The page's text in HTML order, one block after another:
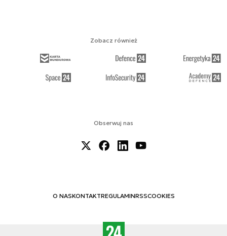
Obserwuj nas
O NASKONTAKTREGULAMINRSSCOOKIES
Zobacz również